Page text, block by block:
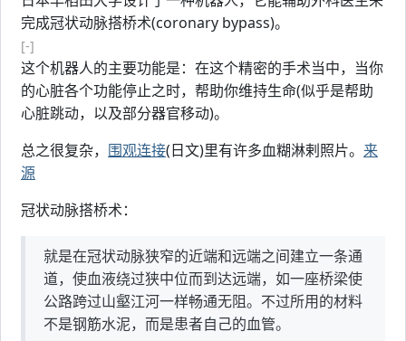
完成冠状动脉搭桥术(coronary bypass)。
[-]
这个机器人的主要功能是：在这个精密的手术当中，当你
的心脏各个功能停止之时，帮助你维持生命(似乎是帮助
心脏跳动，以及部分器官移动)。
总之很复杂， 围观连接(日文)里有许多血糊淋剌照片。 来
源
冠状动脉搭桥术：
就是在冠状动脉狭窄的近端和远端之间建立一条通
道，使血液绕过狭中位而到达远端，如一座桥梁使
公路跨过山壑江河一样畅通无阻。不过所用的材料
不是钢筋水泥，而是患者自己的血管。